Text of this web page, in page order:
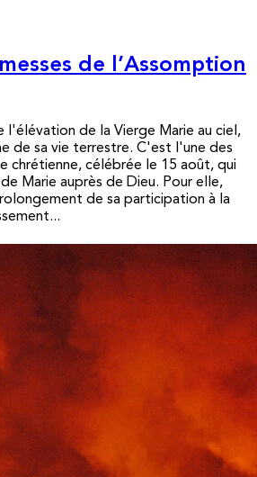
de l’Assomption
l'élévation de la Vierge Marie au ciel,
de sa vie terrestre. C'est l'une des
chrétienne, célébrée le 15 août, qui
Marie auprès de Dieu. Pour elle,
de sa participation à la